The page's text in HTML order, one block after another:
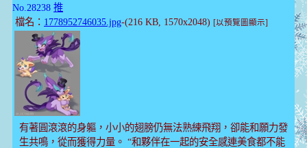
No.28238 推
檔名： 1778952746035.jpg-(216 KB, 1570x2048) [以預覽圖顯示]
有著圓滾滾的身軀，小小的翅膀仍無法熟練飛翔，卻能和願力發
生共鳴，從而獲得力量。 “和夥伴在一起的安全感連美食都不能